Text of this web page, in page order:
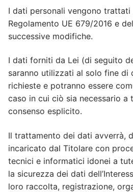
I dati personali vengono
Regolamento UE 679/2016 e
successive modifiche.
I dati forniti da Lei (di seguito
saranno utilizzati al solo fine di
richieste e potranno essere
caso in cui ciò sia necessario a
consenso esplicito.
Il trattamento dei dati avverrà,
incaricato dal Titolare con
tecnici e informatici idonei a
la sicurezza dei dati
loro raccolta, registrazione,